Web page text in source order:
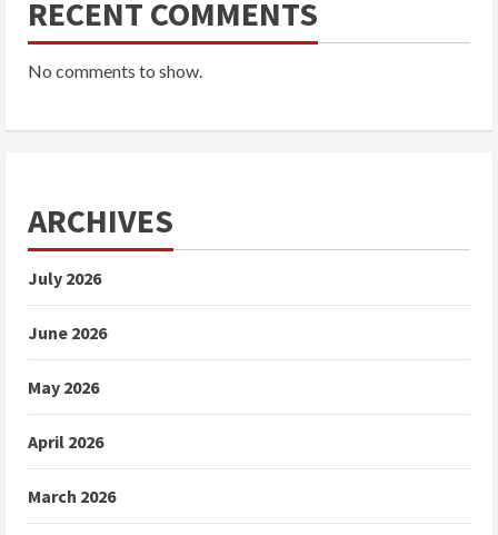
RECENT COMMENTS
No comments to show.
ARCHIVES
July 2026
June 2026
May 2026
April 2026
March 2026